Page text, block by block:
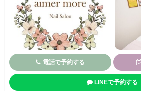
電話で予約する
LINEで予約する